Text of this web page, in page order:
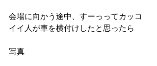
会場に向かう途中、すーっってカッコ
イイ人が車を横付けしたと思ったら
写真